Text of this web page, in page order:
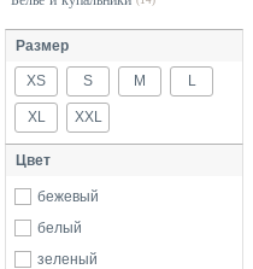
Размер
XS S M L
XL XXL
Цвет
бежевый
белый
зеленый